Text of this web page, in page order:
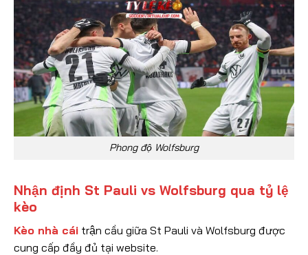
Phong độ Wolfsburg
Nhận định St Pauli vs Wolfsburg qua tỷ lệ
kèo
Kèo nhà cái trận cầu giữa St Pauli và Wolfsburg được
cung cấp đầy đủ tại website.